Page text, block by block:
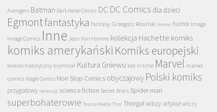
Avengers Batman Dark Horse Comics DC DC Comics dla dzieci
Egmontfantastyka fantasy Grzegorz Rosiński horror humor Image
Image Comics Inne Jean Van Hamme kolekcja Hachette komiks
komiks amerykański Komiks europejski
komiks historyczny kryminał Kultura Gniewu lost in time Marvel marvel
comics Nagle Comics Non Stop Comics obyczajowy Polski komiks
przygodowy recenzja science fiction Secret Wars Spider-man
superbohaterowie Taurus Media Thor Thorgalwilczy artykuł wilczy